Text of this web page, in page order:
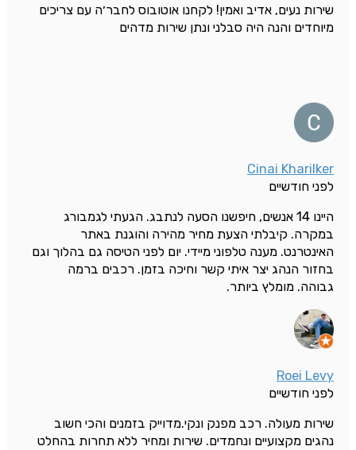
שירות נעים, אדיב ואמין! לקחנו אוטובוס לחבר׳ה עם צריכים
מיוחדים והנה היה סבלני ונתן שירות מדהים
Cinai Kharilker
לפני חודשיים
היינו 14 אנשים, חיפשנו הסעה לנתבג. הגעתי לגמבורג
במקרה. קיבלתי הצעת מחיר מהירה והוגנת באתר
האינטרנט. מענה טלפוני מיידי. יום לפני הטיסה גם בהלוך וגם
בחזור הנהג יצר איתי קשר וחיכה בזמן. רכבים ברמה
גבוהה. מומלץ ביותר.
Roei Levy
לפני חודשיים
שירות מעולה. רכב מפנק ונקי.מדוייק בזמנים והכי חשוב
נהגים מקצועיים ונחמדים. שירות ומחיר ללא תחרות בהחלט